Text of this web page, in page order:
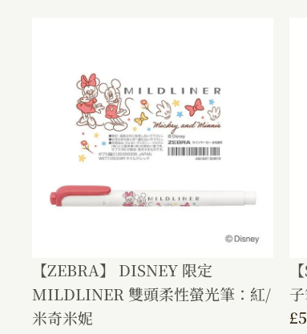
【ZEBRA】 DISNEY 限定
MILDLINER 雙頭柔性螢光筆：紅/
米奇米妮
£